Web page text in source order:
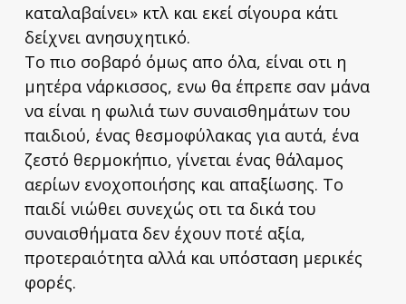
καταλαβαίνει» κτλ και εκεί σίγουρα κάτι
δείχνει ανησυχητικό.
Το πιο σοβαρό όμως απο όλα, είναι οτι η
μητέρα νάρκισσος, ενω θα έπρεπε σαν μάνα
να είναι η φωλιά των συναισθημάτων του
παιδιού, ένας θεσμοφύλακας για αυτά, ένα
ζεστό θερμοκήπιο, γίνεται ένας θάλαμος
αερίων ενοχοποιήσης και απαξίωσης. Το
παιδί νιώθει συνεχώς οτι τα δικά του
συναισθήματα δεν έχουν ποτέ αξία,
προτεραιότητα αλλά και υπόσταση μερικές
φορές.